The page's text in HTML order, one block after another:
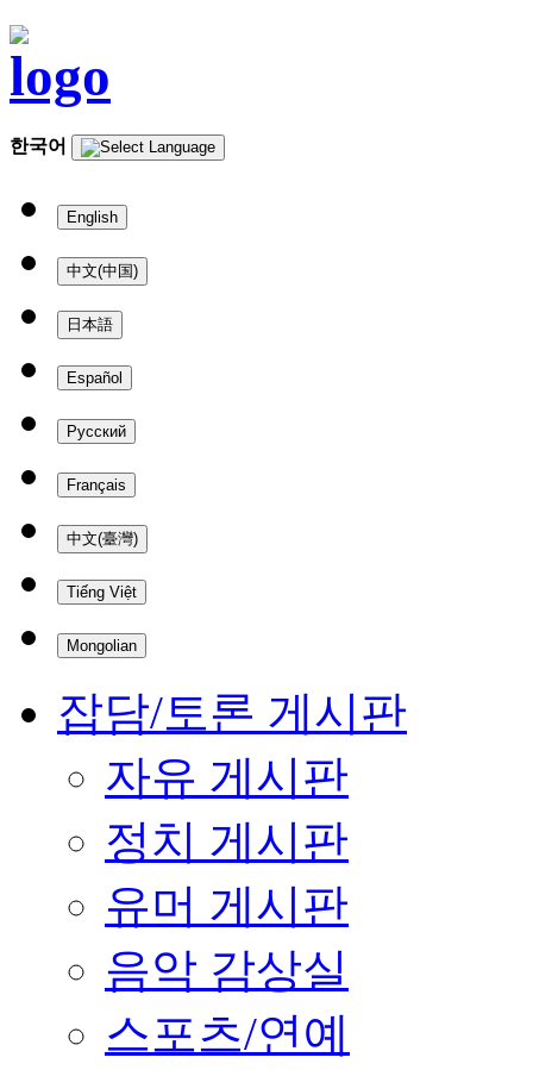
한국어
English
中文(中国)
日本語
Español
Русский
Français
中文(臺灣)
Tiếng Việt
Mongolian
잡담/토론 게시판
자유 게시판
정치 게시판
유머 게시판
음악 감상실
스포츠/연예